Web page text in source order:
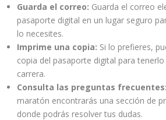
Guarda el correo: Guarda el correo
pasaporte digital en un lugar seguro
lo necesites.
Imprime una copia: Si lo prefieres,
copia del pasaporte digital para
carrera.
Consulta las preguntas frecuentes:
maratón encontrarás una sección de
donde podrás resolver tus dudas.